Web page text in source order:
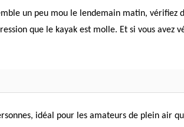
un peu mou le lendemain matin,
que le kayak est molle. Et si vous avez
idéal pour les amateurs de plein air